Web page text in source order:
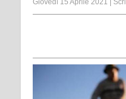
Giovedì 15 Aprile 2021